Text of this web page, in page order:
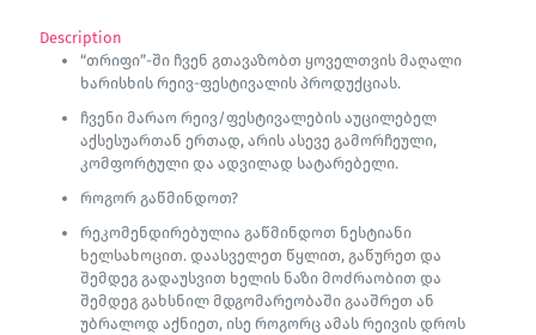
Description
“თრიფი”-ში ჩვენ გთავაზობთ ყოველთვის მაღალი
ხარისხის რეივ-ფესტივალის პროდუქციას.
ჩვენი მარაო რეივ/ფესტივალების აუცილებელ
აქსესუართან ერთად, არის ასევე გამორჩეული,
კომფორტული და ადვილად სატარებელი.
როგორ გაწმინდოთ?
რეკომენდირებულია გაწმინდოთ ნესტიანი
ხელსახოცით. დაასველეთ წყლით, გაწურეთ და
შემდეგ გადაუსვით ხელის ნაზი მოძრაობით და
შემდეგ გახსნილ მდგომარეობაში გააშრეთ ან
უბრალოდ აქნიეთ, ისე როგორც ამას რეივის დროს